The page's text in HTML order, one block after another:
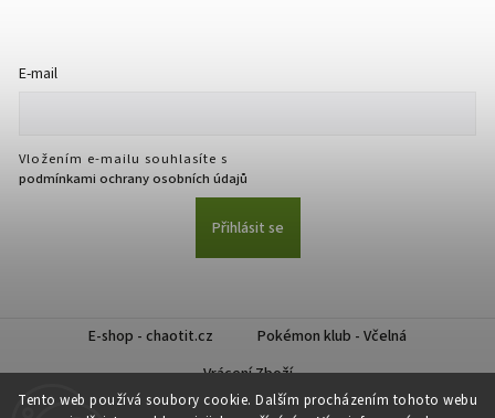
Tento web používá soubory cookie. Dalším procházením tohoto webu
E-mail
Vložením e-mailu souhlasíte s
podmínkami ochrany osobních údajů
Přihlásit se
E-shop - chaotit.cz
Pokémon klub - Včelná
Vrácení Zboží